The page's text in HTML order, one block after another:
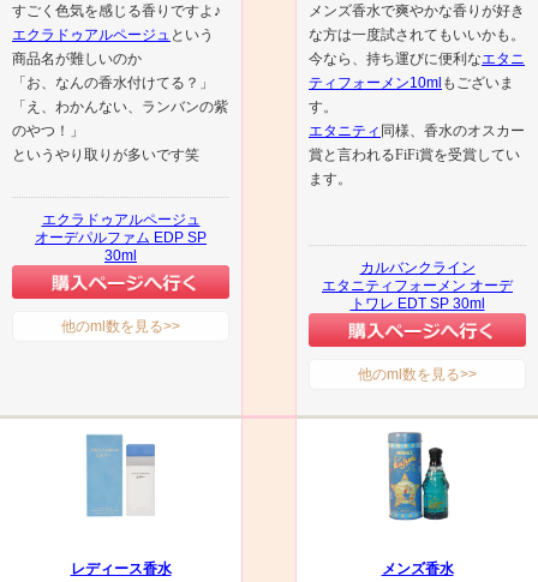
すごく色気を感じる香りですよ♪
エクラドゥアルページュ という
商品名が難しいのか
「お、なんの香水付けてる？」
「え、わかんない、ランバンの紫
のやつ！」
というやり取りが多いです笑
エクラドゥアルページュ
オーデパルファム EDP SP
30ml
他のml数を見る>>
メンズ香水で爽やかな香りが好き
な方は一度試されてもいいかも。
今なら、持ち運びに便利なエタニ
ティフォーメン10ml もございま
す。
エタニティ 同様、香水のオスカー
賞と言われるFiFi賞を受賞してい
ます。
カルバンクライン
エタニティフォーメン オーデ
トワレ EDT SP 30ml
他のml数を見る>>
レディース香水
メンズ香水